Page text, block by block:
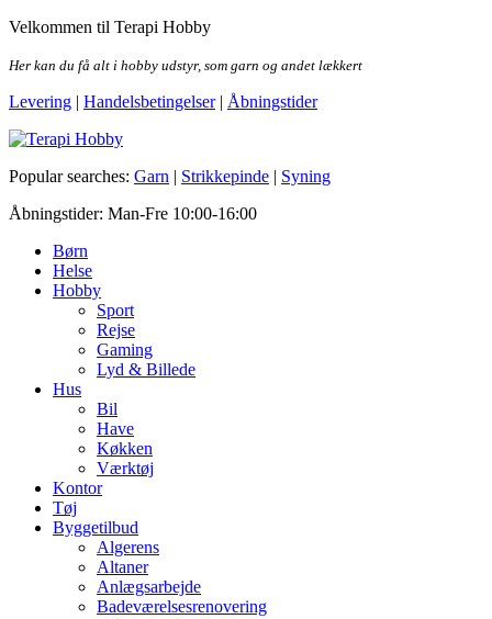
Skip
the
Velkommen til Terapi Hobby
Her kan du få alt i hobby udstyr, som garn og andet lækkert
Levering | Handelsbetingelser| Åbningstider
Terapi Hobby
Popular searches: Garn | Strikkepinde | Syning
Åbningstider: Man-Fre 10:00-16:00
Børn
Helse
Hobby
Sport
Rejse
Gaming
Lyd & Billede
Hus
Bil
Have
Køkken
Værktøj
Kontor
Tøj
Byggetilbud
Algerens
Altaner
Anlægsarbejde
Badeværelsesrenovering